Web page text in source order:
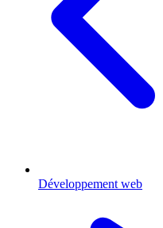
Développement web